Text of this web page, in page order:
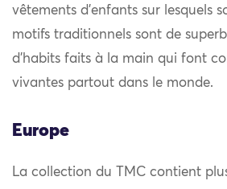
vêtements d’enfants sur lesquels
motifs traditionnels sont de
d’habits faits à la main qui font
vivantes partout dans le monde.
Europe
La collection du TMC contient